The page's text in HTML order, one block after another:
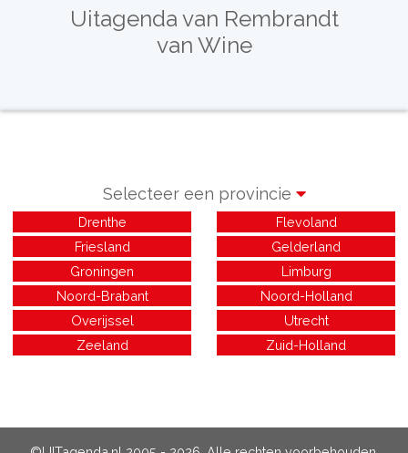
Uitagenda van Rembrandt
van Wine
Selecteer een provincie
Drenthe
Flevoland
Friesland
Gelderland
Groningen
Limburg
Noord-Brabant
Noord-Holland
Overijssel
Utrecht
Zeeland
Zuid-Holland